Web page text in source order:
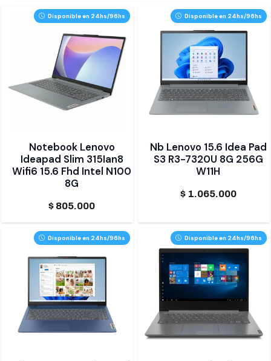
Disponible en 24hs/96hs
Notebook Lenovo
Ideapad Slim 315Ian8
Wifi6 15.6 Fhd Intel N100
8G
$ 805.000
Disponible en 24hs/96hs
Nb Lenovo 15.6 Idea Pad
S3 R3-7320U 8G 256G
W11H
$1.065.000
Disponible en 24hs/96hs Disponible en 24hs/96hs